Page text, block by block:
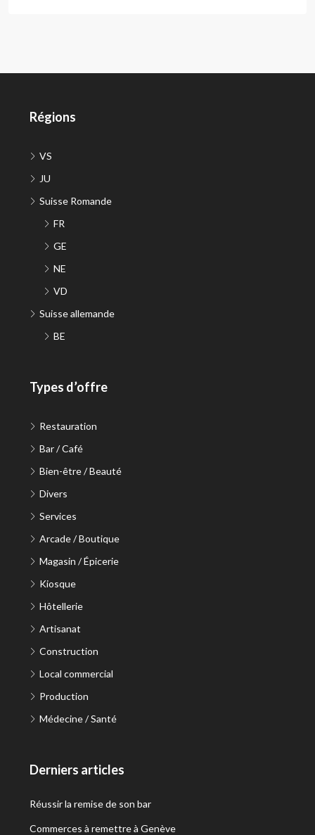
Régions
VS
JU
Suisse Romande
FR
GE
NE
VD
Suisse allemande
BE
Types d’offre
Restauration
Bar / Café
Bien-être / Beauté
Divers
Services
Arcade / Boutique
Magasin / Épicerie
Kiosque
Hôtellerie
Artisanat
Construction
Local commercial
Production
Médecine / Santé
Derniers articles
Réussir la remise de son bar
Commerces à remettre à Genève